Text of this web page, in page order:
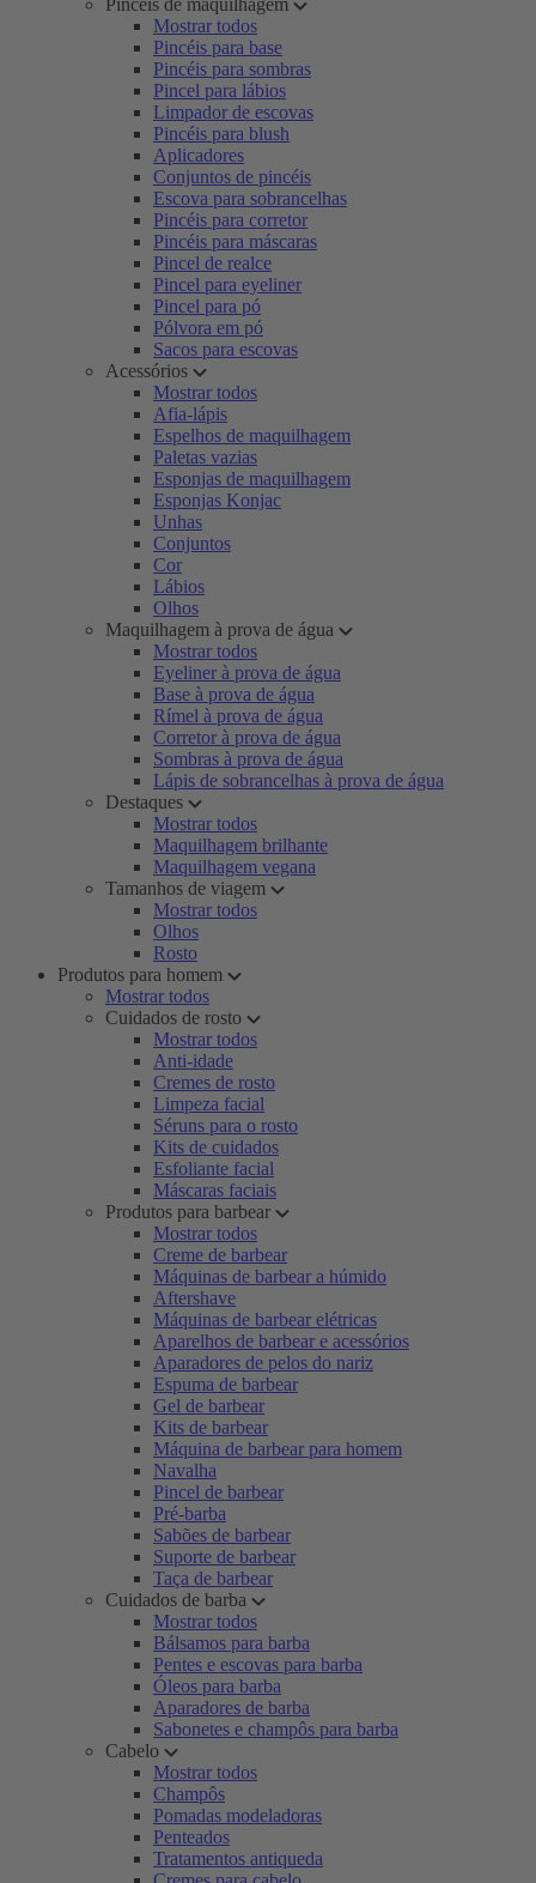
Pincéis de maquilhagem
Mostrar todos
Pincéis para base
Pincéis para sombras
Pincel para lábios
Limpador de escovas
Pincéis para blush
Aplicadores
Conjuntos de pincéis
Escova para sobrancelhas
Pincéis para corretor
Pincéis para máscaras
Pincel de realce
Pincel para eyeliner
Pincel para pó
Pólvora em pó
Sacos para escovas
Acessórios
Mostrar todos
Afia-lápis
Espelhos de maquilhagem
Paletas vazias
Esponjas de maquilhagem
Esponjas Konjac
Unhas
Conjuntos
Cor
Lábios
Olhos
Maquilhagem à prova de água
Mostrar todos
Eyeliner à prova de água
Base à prova de água
Rímel à prova de água
Corretor à prova de água
Sombras à prova de água
Lápis de sobrancelhas à prova de água
Destaques
Mostrar todos
Maquilhagem brilhante
Maquilhagem vegana
Tamanhos de viagem
Mostrar todos
Olhos
Rosto
Produtos para homem
Mostrar todos
Cuidados de rosto
Mostrar todos
Anti-idade
Cremes de rosto
Limpeza facial
Séruns para o rosto
Kits de cuidados
Esfoliante facial
Máscaras faciais
Produtos para barbear
Mostrar todos
Creme de barbear
Máquinas de barbear a húmido
Aftershave
Máquinas de barbear elétricas
Aparelhos de barbear e acessórios
Aparadores de pelos do nariz
Espuma de barbear
Gel de barbear
Kits de barbear
Máquina de barbear para homem
Navalha
Pincel de barbear
Pré-barba
Sabões de barbear
Suporte de barbear
Taça de barbear
Cuidados de barba
Mostrar todos
Bálsamos para barba
Pentes e escovas para barba
Óleos para barba
Aparadores de barba
Sabonetes e champôs para barba
Cabelo
Mostrar todos
Champôs
Pomadas modeladoras
Penteados
Tratamentos antiqueda